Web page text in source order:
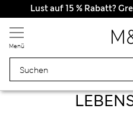
Menü
LEBENSMITTEL